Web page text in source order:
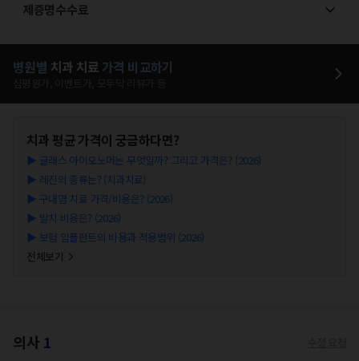
제증명수수료
병원별 치과 치료 가격 비교하기
치과 평균 가격이 궁금하다면?
▶ 글래스 아이오노머는 무엇일까? 그리고 가격은? (2026)
▶ 레진의 종류는? (치과치료)
▶ 구내염 치료 가격/비용은? (2026)
▶ 발치 비용은? (2026)
▶ 보험 임플란트의 비용과 적용범위 (2026)
전체보기
의사 1